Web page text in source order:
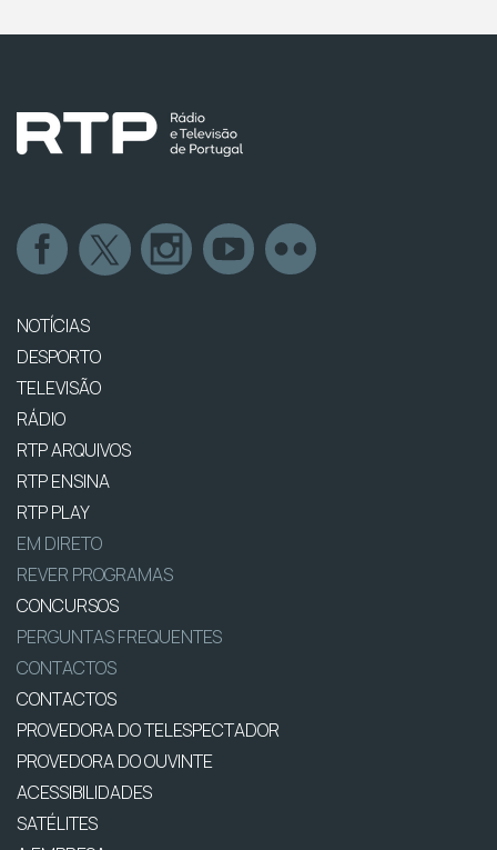
NOTÍCIAS
DESPORTO
TELEVISÃO
RÁDIO
RTP ARQUIVOS
RTP ENSINA
RTP PLAY
EM DIRETO
REVER PROGRAMAS
CONCURSOS
PERGUNTAS FREQUENTES
CONTACTOS
CONTACTOS
PROVEDORA DO TELESPECTADOR
PROVEDORA DO OUVINTE
ACESSIBILIDADES
SATÉLITES